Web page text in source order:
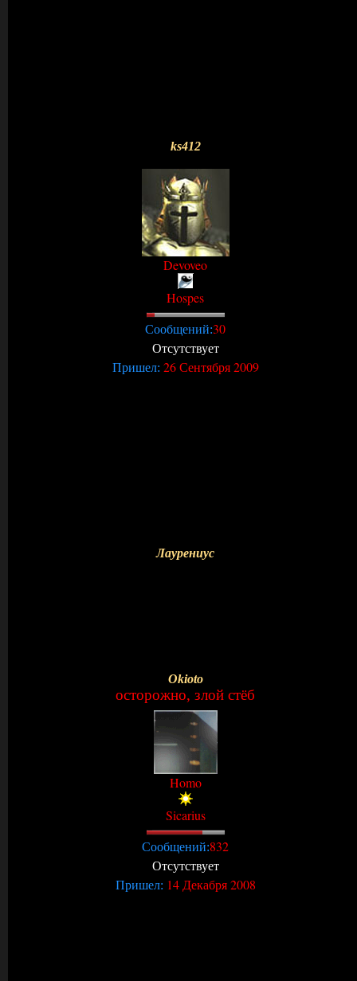
ks412
Devoveo
Hospes
Сообщений:30
Отсутствует
Пришел: 26 Сентября 2009
Лаурениус
Okioto
осторожно, злой стёб
Homo
Sicarius
Сообщений:832
Отсутствует
Пришел: 14 Декабря 2008